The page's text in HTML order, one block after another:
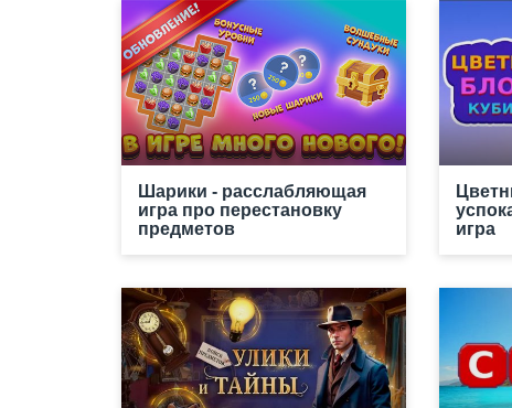
Шарики - расслабляющая
игра про перестановку
предметов
игра